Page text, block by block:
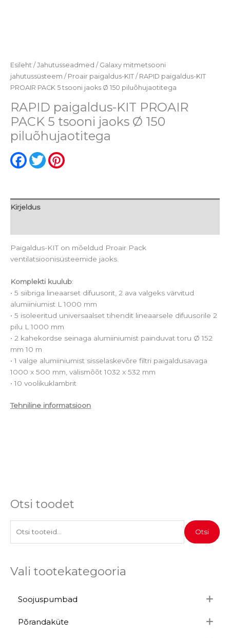
Otsi toodet
i
Otsi
Vali tootekategooria
Soojuspumbad
Põrandaküte
Esileht / Jahutusseadmed / Galaxy mitmetsooni
jahutussüsteem / Proair paigaldus-KIT / RAPID paigaldus-KIT
PROAIR PACK 5 tsooni jaoks Ø 150 piluõhujaotitega
RAPID paigaldus-KIT PROAIR
PACK 5 tsooni jaoks Ø 150
piluõhujaotitega
Facebook
Twitter
Kirjeldus
Paigaldus-KIT on mõeldud Proair Pack
ventilatsioonisüsteemide jaoks.
Komplekti kuulub:
• 5 siibriga lineaarset difuusorit, 2 ava valgeks värvitud
alumiiniumist L 1000 mm
• 5 isoleeritud universaalset tihendit lineaarsele difuusorile 2
pilu L 1000 mm
• 2 kahekordse seinaga alumiiniumist painduvat toru Ø 152
mm 10 m
• 1 valge alumiiniumist sisselaskevõre filtri paigaldusavaga
1000 x 500 mm, välismõõt 1032 x 532 mm
• 10 voolikuklambrit
Tehniline informatsioon